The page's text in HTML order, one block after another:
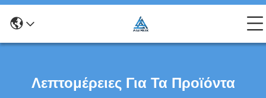
Λεπτομέρειες Για Τα Προϊόντα